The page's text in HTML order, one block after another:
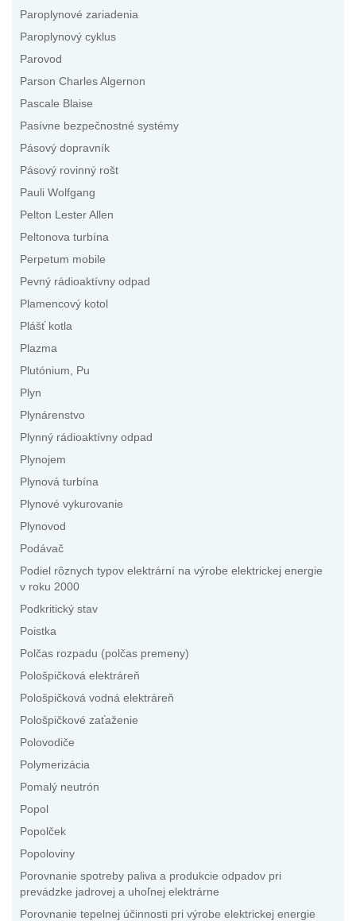
Paroplynové zariadenia
Paroplynový cyklus
Parovod
Parson Charles Algernon
Pascale Blaise
Pasívne bezpečnostné systémy
Pásový dopravník
Pásový rovinný rošt
Pauli Wolfgang
Pelton Lester Allen
Peltonova turbína
Perpetum mobile
Pevný rádioaktívny odpad
Plamencový kotol
Plášť kotla
Plazma
Plutónium, Pu
Plyn
Plynárenstvo
Plynný rádioaktívny odpad
Plynojem
Plynová turbína
Plynové vykurovanie
Plynovod
Podávač
Podiel rôznych typov elektrární na výrobe elektrickej energie
v roku 2000
Podkritický stav
Poistka
Polčas rozpadu (polčas premeny)
Pološpičková elektráreň
Pološpičková vodná elektráreň
Pološpičkové zaťaženie
Polovodiče
Polymerizácia
Pomalý neutrón
Popol
Popolček
Popoloviny
Porovnanie spotreby paliva a produkcie odpadov pri
prevádzke jadrovej a uhoľnej elektrárne
Porovnanie tepelnej účinnosti pri výrobe elektrickej energie